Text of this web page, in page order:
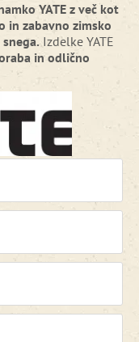
YATE z več kot
in zabavno zimsko
Izdelke YATE
in odlično
izbira za
gibanje v mrzlih
zimo uživali